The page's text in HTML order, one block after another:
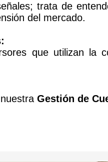
trata de
del mercado.
que utilizan la
Gestión de